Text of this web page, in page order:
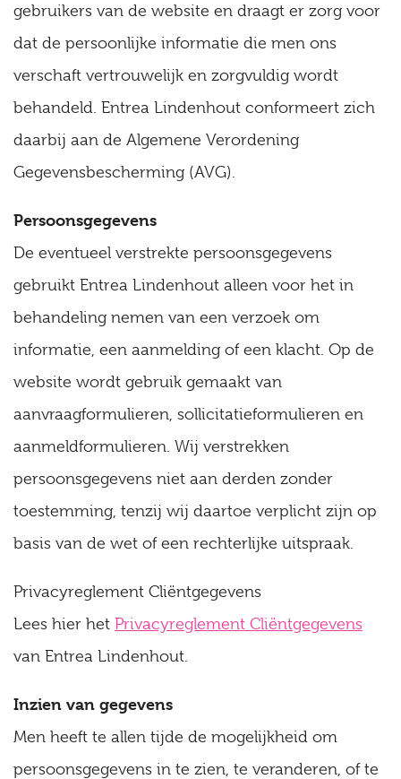
gebruikers van de website en draagt er zorg voor
dat de persoonlijke informatie die men ons
verschaft vertrouwelijk en zorgvuldig wordt
behandeld. Entrea Lindenhout conformeert zich
daarbij aan de Algemene Verordening
Gegevensbescherming (AVG).
Persoonsgegevens
De eventueel verstrekte persoonsgegevens
gebruikt Entrea Lindenhout alleen voor het in
behandeling nemen van een verzoek om
informatie, een aanmelding of een klacht. Op de
website wordt gebruik gemaakt van
aanvraagformulieren, sollicitatieformulieren en
aanmeldformulieren. Wij verstrekken
persoonsgegevens niet aan derden zonder
toestemming, tenzij wij daartoe verplicht zijn op
basis van de wet of een rechterlijke uitspraak.
Privacyreglement Cliëntgegevens
Lees hier het Privacyreglement Cliëntgegevens
van Entrea Lindenhout.
Inzien van gegevens
Men heeft te allen tijde de mogelijkheid om
persoonsgegevens in te zien, te veranderen, of te